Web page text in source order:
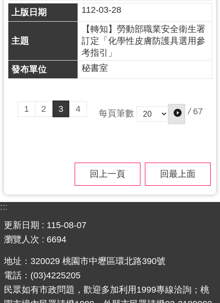
112-03-28
【轉知】勞動部職業安全衛生署
訂定「化學性皮膚防護具選用參
考指引」
秘書室
1 2 3 4 每頁筆數 / 67
回上一頁 回最上面
:::
更新日期
115-08-07
瀏覽人次
6694
地址：320029 桃園市中壢區環北路390號
電話：(03)4225205
民眾如有市政問題，歡迎多加利用1999專線洽詢；桃